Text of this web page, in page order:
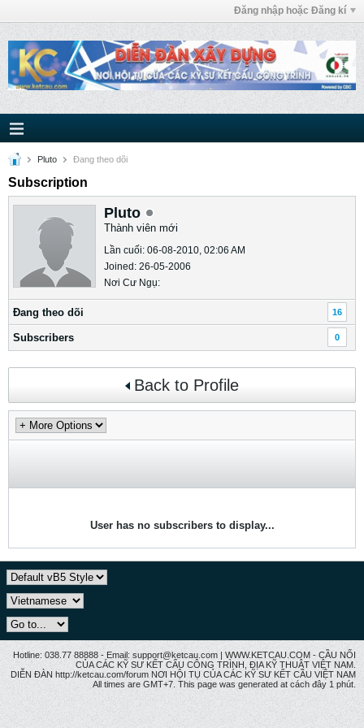
Đăng nhập hoặc Đăng kí
Pluto Ðang theo dõi
Subscription
Pluto
Thành viên mới
Lần cuối: 06-08-2010, 02:06 AM
Joined: 26-05-2006
Nơi Cư Ngụ:
Ðang theo dõi 16
Subscribers 0
Back to Profile
User has no subscribers to display...
Hotline: 038.77 88888 - Email: support@ketcau.com | WWW.KETCAU.COM - CẦU NỐI
CỦA CÁC KỸ SƯ KẾT CẤU CÔNG TRÌNH, ĐỊA KỸ THUẬT VIỆT NAM.
DIỄN ĐÀN http://ketcau.com/forum NƠI HỘI TỤ CỦA CÁC KỸ SƯ KẾT CÂU VIỆT NAM
All times are GMT+7. This page was generated at cách đây 1 phút.